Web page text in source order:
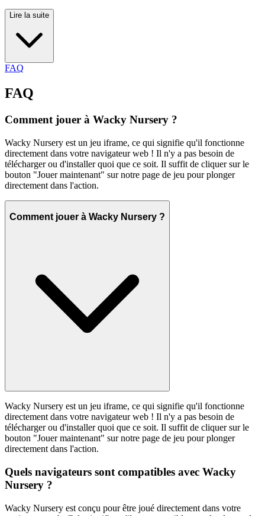
Lire la suite
FAQ
FAQ
Comment jouer à Wacky Nursery ?
Wacky Nursery est un jeu iframe, ce qui signifie qu'il fonctionne
directement dans votre navigateur web ! Il n'y a pas besoin de
télécharger ou d'installer quoi que ce soit. Il suffit de cliquer sur le
bouton "Jouer maintenant" sur notre page de jeu pour plonger
directement dans l'action.
Comment jouer à Wacky Nursery ?
Wacky Nursery est un jeu iframe, ce qui signifie qu'il fonctionne
directement dans votre navigateur web ! Il n'y a pas besoin de
télécharger ou d'installer quoi que ce soit. Il suffit de cliquer sur le
bouton "Jouer maintenant" sur notre page de jeu pour plonger
directement dans l'action.
Quels navigateurs sont compatibles avec Wacky
Nursery ?
Wacky Nursery est conçu pour être joué directement dans votre